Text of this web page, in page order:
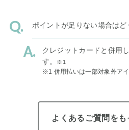
ポイントが足りない場合は
クレジットカードと併用
す。
※1
※1 併用払いは一部対象外ア
よくあるご質問をも